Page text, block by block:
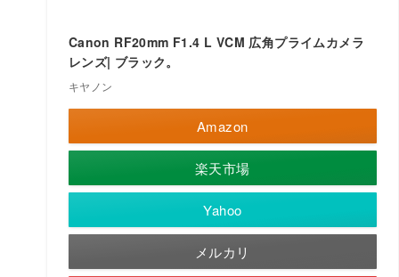
Canon RF20mm F1.4 L VCM 広角プライムカメラ
レンズ| ブラック。
キヤノン
Amazon
楽天市場
Yahoo
メルカリ